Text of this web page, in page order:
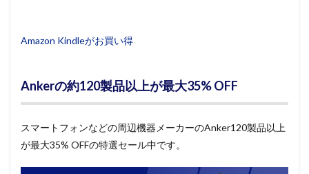
Amazon Kindleがお買い得
Ankerの約120製品以上が最大35% OFF
スマートフォンなどの周辺機器メーカーのAnker120製品以上
が最大35% OFFの特選セール中です。